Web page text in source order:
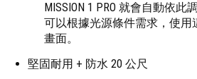
MISSION 1 PRO 就會自動依
可以根據光源條件需求，使用
畫面。
堅固耐用 + 防水 20 公尺